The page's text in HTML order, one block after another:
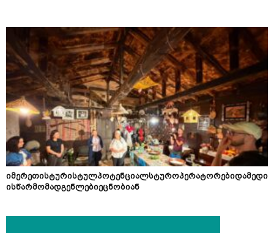
იმერეთისტურისტულპოტენციალსტუროპერატორებიდამედი
ისწარმომადგენლებიეცნობიან